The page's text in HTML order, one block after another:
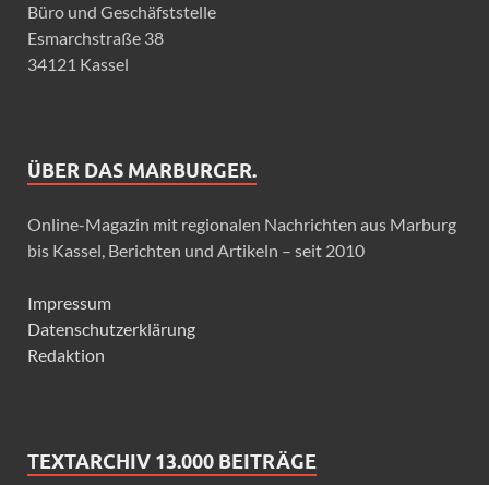
Büro und Geschäfststelle
Esmarchstraße 38
34121 Kassel
ÜBER DAS MARBURGER.
Online-Magazin mit regionalen Nachrichten aus Marburg
bis Kassel, Berichten und Artikeln – seit 2010
Impressum
Datenschutzerklärung
Redaktion
TEXTARCHIV 13.000 BEITRÄGE